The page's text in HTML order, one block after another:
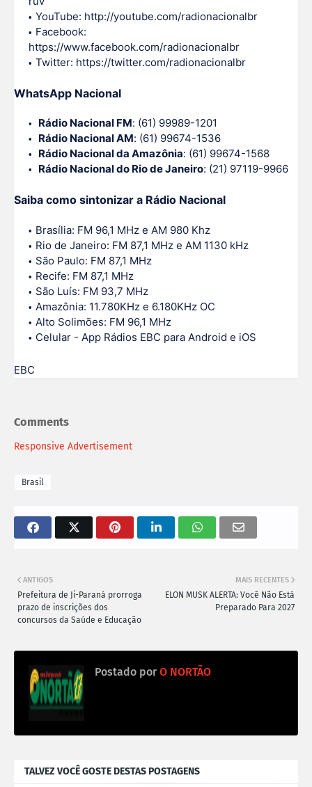
YouTube: http://youtube.com/radionacionalbr
Facebook:
https://www.facebook.com/radionacionalbr
Twitter: https://twitter.com/radionacionalbr
WhatsApp Nacional
Rádio Nacional FM: (61) 99989-1201
Rádio Nacional AM: (61) 99674-1536
Rádio Nacional da Amazônia: (61) 99674-1568
Rádio Nacional do Rio de Janeiro: (21) 97119-9966
Saiba como sintonizar a Rádio Nacional
Brasília: FM 96,1 MHz e AM 980 Khz
Rio de Janeiro: FM 87,1 MHz e AM 1130 kHz
São Paulo: FM 87,1 MHz
Recife: FM 87,1 MHz
São Luís: FM 93,7 MHz
Amazônia: 11.780KHz e 6.180KHz OC
Alto Solimões: FM 96,1 MHz
Celular - App Rádios EBC para Android e iOS
EBC
Comments
Responsive Advertisement
Brasil
MAIS RECENTES
ELON MUSK ALERTA: Você Não Está
Preparado Para 2027
ANTIGOS
Prefeitura de Ji-Paraná prorroga
prazo de inscrições dos
concursos da Saúde e Educação
Postado por O NORTÃO
TALVEZ VOCÊ GOSTE DESTAS POSTAGENS